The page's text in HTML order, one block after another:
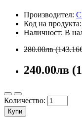
Производител:
Код на
Наличност: В
280.00лв
240.00лв
Количество:
Купи